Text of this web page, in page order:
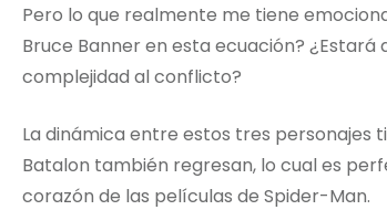
Pero lo que realmente me tiene
Bruce Banner en esta ecuación?
complejidad al conflicto?
La dinámica entre estos tres personajes
Batalon también regresan, lo cual es
corazón de las películas de Spider-Man.